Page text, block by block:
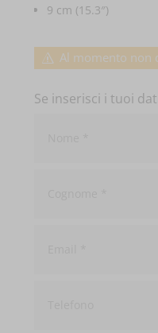
9 cm (15.3″)
Al momento non
Se inserisci i tuoi